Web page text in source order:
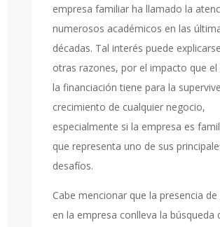
empresa familiar ha llamado la
numerosos académicos en las
décadas. Tal interés puede
otras razones, por el impacto que el
la financiación tiene para la
crecimiento de cualquier negocio,
especialmente si la empresa es
que representa uno de sus
desafíos.
Cabe mencionar que la presencia
en la empresa conlleva la búsqueda